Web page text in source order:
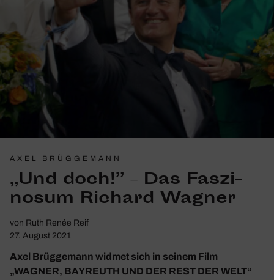
AXEL BRÜGGEMANN
„Und doch!” – Das Faszi­
nosum Richard Wagner
von Ruth Renée Reif
27. August 2021
Axel Brüggemann widmet sich in seinem Film
„WAGNER, BAYREUTH UND DER REST DER WELT“